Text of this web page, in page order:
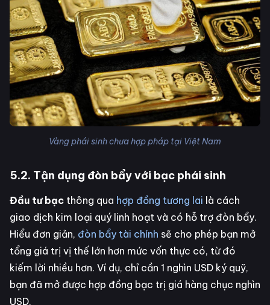
Vàng phái sinh chưa hợp pháp tại Việt Nam
5.2. Tận dụng đòn bẩy với bạc phái sinh
Đầu tư bạc thông qua hợp đồng tương lai là cách
giao dịch kim loại quý linh hoạt và có hỗ trợ đòn bẩy.
Hiểu đơn giản, đòn bẩy tài chính sẽ cho phép bạn mở
tổng giá trị vị thế lớn hơn mức vốn thực có, từ đó
kiếm lời nhiều hơn. Ví dụ, chỉ cần 1 nghìn USD ký quỹ,
bạn đã mở được hợp đồng bạc trị giá hàng chục nghìn
USD.